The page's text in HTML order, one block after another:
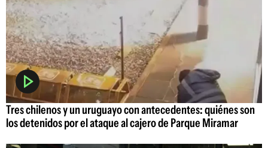
Tres chilenos y un uruguayo con antecedentes: quiénes son
los detenidos por el ataque al cajero de Parque Miramar